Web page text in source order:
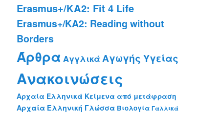
Erasmus+/KA2: Fit 4 Life
Erasmus+/KA2: Reading without
Borders
Άρθρα Αγγλικά Αγωγής Υγείας
Ανακοινώσεις
Αρχαία Ελληνικά Κείμενα από μετάφραση
Αρχαία Ελληνική Γλώσσα Βιολογία Γαλλικά